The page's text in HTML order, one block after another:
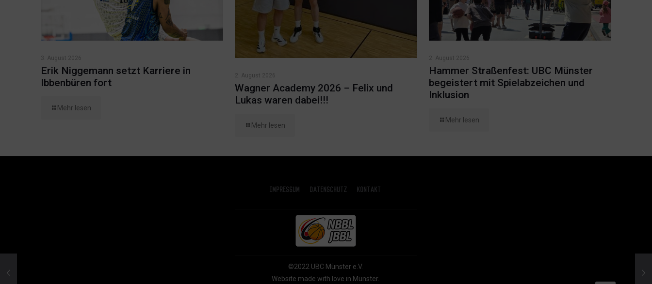
3. August 2026
Erik Niggemann setzt Karriere in
Ibbenbüren fort
Mehr lesen
2. August 2026
Wagner Academy 2026 – Felix und
Lukas waren dabei!!!
Mehr lesen
2. August 2026
Hammer Straßenfest: UBC Münster
begeistert mit Spielabzeichen und
Inklusion
Mehr lesen
Impressum Datenschutz Kontakt
©2022 UBC Münster e.V.
Website made with love in Münster.